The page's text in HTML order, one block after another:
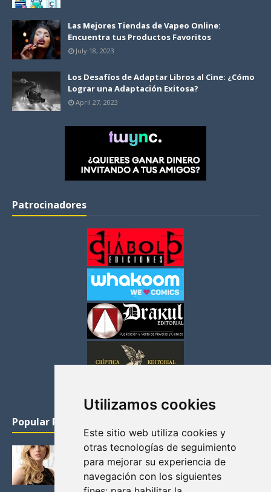
Utilizamos cookies
Este sitio web utiliza cookies y
otras tecnologías de seguimiento
para mejorar su experiencia de
navegación con los siguientes
Las Mejores Tiendas de Vapeo Online:
Encuentra tus Productos Favoritos
July 18, 2023
Los Desafíos de Adaptar Libros al Cine: ¿Cómo
Lograr una Adaptación Exitosa?
April 27, 2023
Patrocinadores
Popular Posts
KATHERYN WINNICK: LA ACTRIZ MAS GUAPA DE
VIKINGOS
Junio 14, 2013